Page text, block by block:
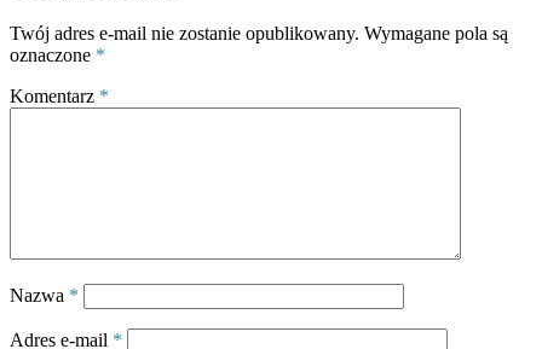
Twój adres e-mail nie zostanie opublikowany. Wymagane pola są
oznaczone *
Komentarz *
Nazwa *
Adres e-mail *